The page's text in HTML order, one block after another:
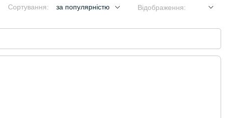
Сортування: за популярністю Відображення: